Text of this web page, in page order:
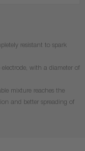
resistant to spark
with a diameter of
mixture reaches the
and better spreading of